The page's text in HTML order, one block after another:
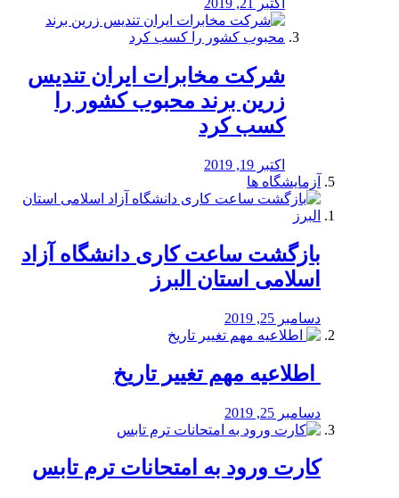
اکتبر 21, 2019
شرکت مخابرات ایران تندیس
زرین برند محبوب کشور را
کسب کرد
اکتبر 19, 2019
آزمایشگاه ها
بازگشت ساعت کاری دانشگاه آزاد
اسلامی استان البرز
دسامبر 25, 2019
️ اطلاعیه مهم تغییر تاریخ
دسامبر 25, 2019
کارت ورود به امتحانات ترم تابس